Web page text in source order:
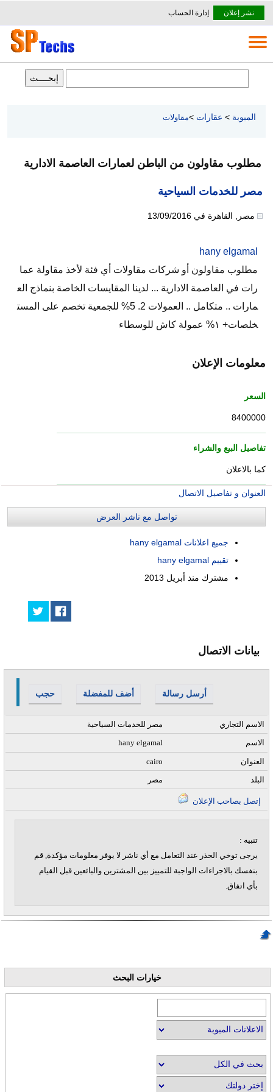
نشر إعلان إدارة الحساب
المبوبة > عقارات >مقاولات
مطلوب مقاولون من الباطن لعمارات العاصمة الادارية
مصر للخدمات السياحية
مصر القاهرة في 13/09/2016
hany elgamal
مطلوب مقاولون أو شركات مقاولات أي فئة لأخذ مقاولة عما
رات في العاصمة الادارية ... لدينا المقايسات الخاصة بنماذج الع
مارات .. متكامل .. العمولات 2. 5% للجمعية تخصم على المست
خلصات+ ١% عمولة كاش للوسطاء
معلومات الإعلان
السعر
8400000
تفاصيل البيع والشراء
كما بالاعلان
العنوان و تفاصيل الاتصال
تواصل مع ناشر العرض
جميع اعلانات hany elgamal
تقييم hany elgamal
مشترك منذ أبريل 2013
بيانات الاتصال
حجب أضف للمفضلة أرسل رسالة
مصر للخدمات السياحية
الاسم التجاري
hany elgamal
الاسم
cairo
العنوان
مصر
البلد
تنبيه :
يرجى توخي الحذر عند التعامل مع أي ناشر لا يوفر معلومات مؤكدة, قم
بنفسك بالاجراءات الواجبة للتمييز بين المشترين والبائعين قبل القيام
بأي اتفاق.
خيارات البحث